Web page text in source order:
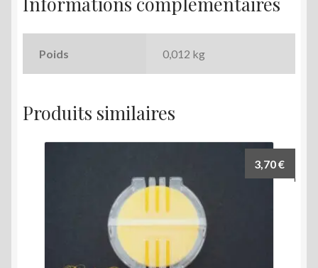
Poids 0,012 kg
Produits similaires
3,70€